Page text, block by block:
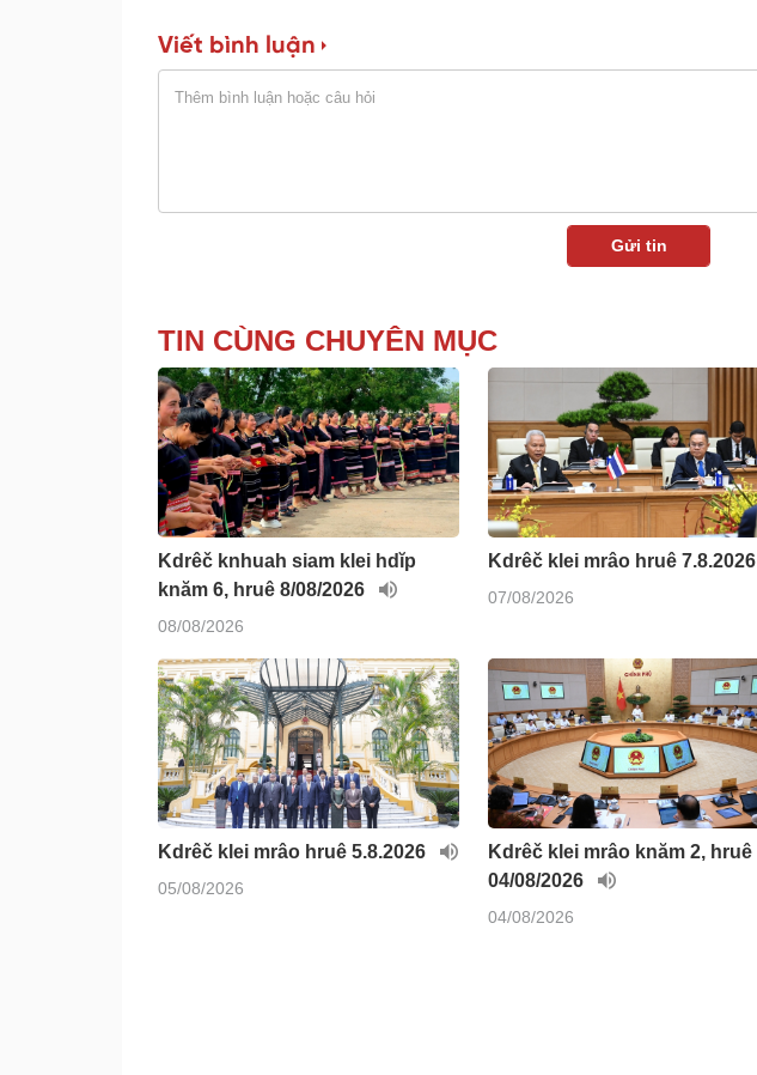
Viết bình luận
TIN CÙNG CHUYÊN MỤC
Kdrêč knhuah siam klei hdĭp
knăm 6, hruê 8/08/2026
08/08/2026
Kdrêč klei mrâo hruê 7.8.2026
07/08/2026
Kdrêč klei mrâo hruê 5.8.2026
05/08/2026
Kdrêč klei mrâo knăm 2, hruê
04/08/2026
04/08/2026